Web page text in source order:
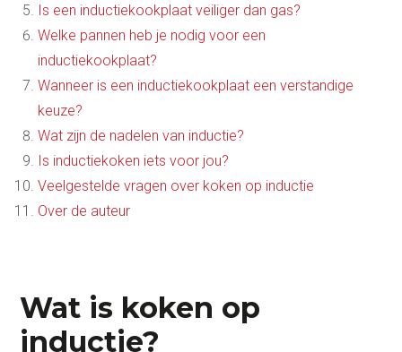
Is een inductiekookplaat veiliger dan gas?
Welke pannen heb je nodig voor een
inductiekookplaat?
Wanneer is een inductiekookplaat een verstandige
keuze?
Wat zijn de nadelen van inductie?
Is inductiekoken iets voor jou?
Veelgestelde vragen over koken op inductie
Over de auteur
Wat is koken op
inductie?